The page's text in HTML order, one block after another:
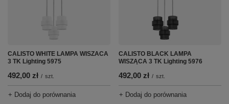
CALISTO WHITE LAMPA WISZACA
3 TK Lighting 5975
492,00 zł / szt.
+ Dodaj do porównania
CALISTO BLACK LAMPA
WISZĄCA 3 TK Lighting 5976
492,00 zł / szt.
+ Dodaj do porównania